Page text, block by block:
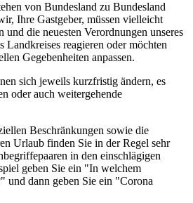
von Bundesland zu Bundesland
Ihre Gastgeber, müssen vielleicht
die neuesten Verordnungen unseres
Landkreises reagieren oder möchten
Gegebenheiten anpassen.
sich jeweils kurzfristig ändern, es
oder auch weitergehende
Beschränkungen sowie die
Urlaub finden Sie in der Regel sehr
in den einschlägigen
geben Sie ein "In welchem
und dann geben Sie ein "Corona